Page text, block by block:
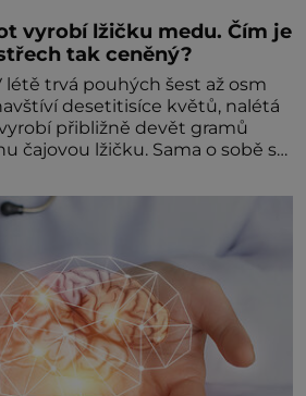
vyrobí lžičku medu. Čím je
tak ceněný?
létě trvá pouhých šest až osm
desetitisíce květů, nalétá
přibližně devět gramů
čajovou lžičku. Sama o sobě se
příslušnic svého včelstva,
organismů